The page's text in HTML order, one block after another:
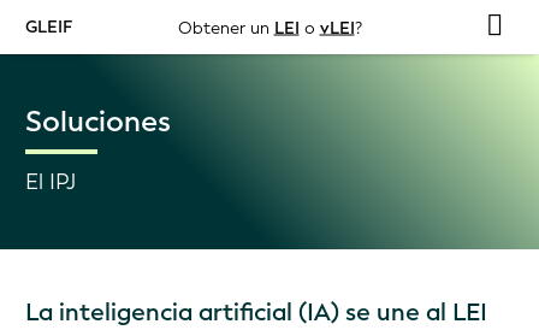
GLEIF Obtener un LEI o vLEI?
Soluciones
El IPJ
La inteligencia artificial (IA) se une al LEI